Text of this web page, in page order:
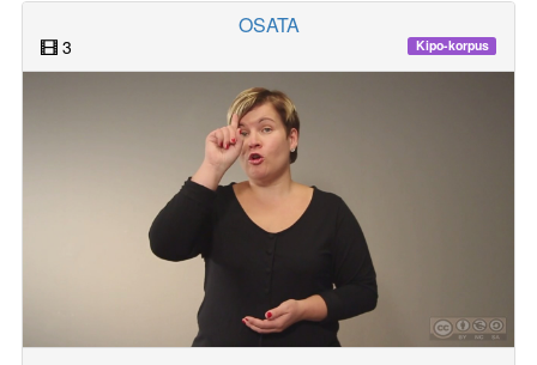
OSATA
3 Kipo-korpus